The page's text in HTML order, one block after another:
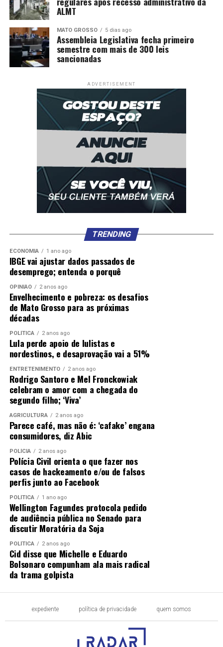
ALMT
MATO GROSSO 5 dias ago
Assembleia Legislativa fecha primeiro
semestre com mais de 300 leis
sancionadas
ADVERTISEMENT
TRENDING
ECONOMIA 1 ano ago
IBGE vai ajustar dados passados de
desemprego; entenda o porquê
OPINIÃO 2 anos ago
Envelhecimento e pobreza: os desafios
de Mato Grosso para as próximas
décadas
POLÍTICA 2 anos ago
Lula perde apoio de lulistas e
nordestinos, e desaprovação vai a 51%
ENTRETENIMENTO 2 anos ago
Rodrigo Santoro e Mel Fronckowiak
celebram o amor com a chegada do
segundo filho; ‘Viva’
AGRICULTURA 2 anos ago
Parece café, mas não é: ‘cafake’ engana
consumidores, diz Abic
POLÍCIA 2 anos ago
Polícia Civil orienta o que fazer nos
casos de hackeamento e/ou de falsos
perfis junto ao Facebook
POLÍTICA 1 ano ago
Wellington Fagundes protocola pedido
de audiência pública no Senado para
discutir Moratória da Soja
POLÍTICA 2 anos ago
Cid disse que Michelle e Eduardo
Bolsonaro compunham ala mais radical
da trama golpista
expediente política de privacidade quem somos